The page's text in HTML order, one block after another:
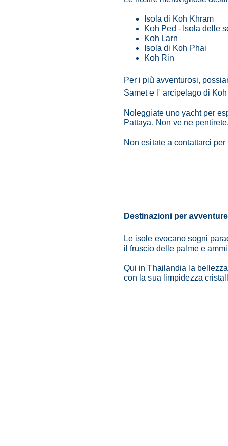
Isola di Koh Khram
Koh Ped - Isola delle
Koh Larn
Isola di Koh Phai
Koh Rin
Per i più avventurosi,
Samet e l' arcipelago di
Noleggiate uno yacht per
Pattaya. Non ve ne pentirete.
Non esitate a contattarci per
Destinazioni per
Le isole evocano sogni
il fruscio delle palme e
Qui in Thailandia la
con la sua limpidezza